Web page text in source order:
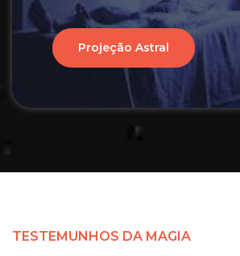
Projeção Astral
TESTEMUNHOS DA MAGIA